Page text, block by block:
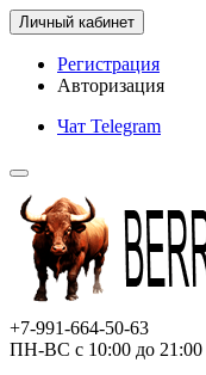
Личный кабинет
Регистрация
Авторизация
Чат Telegram
+7-991-664-50-63
ПН-ВС с 10:00 до 21:00